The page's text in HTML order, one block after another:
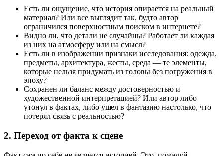
Есть ли ощущение, что история опирается на реальный
материал? Или все выглядит так, будто автор
ограничился поверхностным поиском в интернете?
Видно ли, что детали не случайны? Работает ли каждая
из них на атмосферу или на смысл?
Есть ли в изображении признаки исследования: одежда,
предметы, архитектура, жесты, среда — те элементы,
которые нельзя придумать из головы без погружения в
эпоху?
Сохранен ли баланс между достоверностью и
художественной интерпретацией? Или автор либо
утонул в фактах, либо ушел в фантазию настолько, что
потерял связь с реальностью?
2. Переход от факта к сцене